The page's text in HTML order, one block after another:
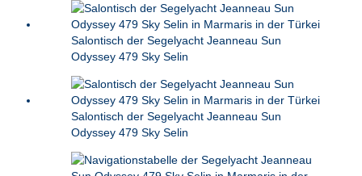
Salontisch der Segelyacht Jeanneau Sun
Odyssey 479 Sky Selin
Salontisch der Segelyacht Jeanneau Sun
Odyssey 479 Sky Selin